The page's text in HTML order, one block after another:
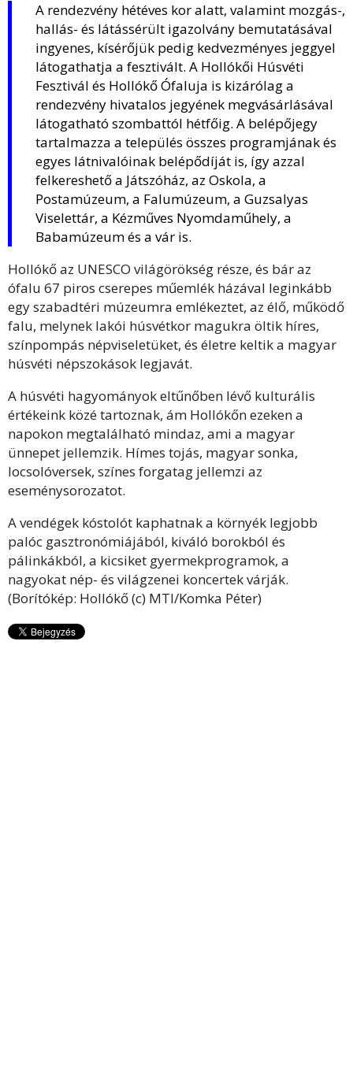
A rendezvény hétéves kor alatt, valamint mozgás-,
hallás- és látássérült igazolvány bemutatásával
ingyenes, kísérőjük pedig kedvezményes jeggyel
látogathatja a fesztivált. A Hollókői Húsvéti
Fesztivál és Hollókő Ófaluja is kizárólag a
rendezvény hivatalos jegyének megvásárlásával
látogatható szombattól hétfőig. A belépőjegy
tartalmazza a település összes programjának és
egyes látnivalóinak belépődíját is, így azzal
felkereshető a Játszóház, az Oskola, a
Postamúzeum, a Falumúzeum, a Guzsalyas
Viselettár, a Kézműves Nyomdaműhely, a
Babamúzeum és a vár is.
Hollókő az UNESCO világörökség része, és bár az
ófalu 67 piros cserepes műemlék házával leginkább
egy szabadtéri múzeumra emlékeztet, az élő, működő
falu, melynek lakói húsvétkor magukra öltik híres,
színpompás népviseletüket, és életre keltik a magyar
húsvéti népszokások legjavát.
A húsvéti hagyományok eltűnőben lévő kulturális
értékeink közé tartoznak, ám Hollókőn ezeken a
napokon megtalálható mindaz, ami a magyar
ünnepet jellemzik. Hímes tojás, magyar sonka,
locsolóversek, színes forgatag jellemzi az
eseménysorozatot.
A vendégek kóstolót kaphatnak a környék legjobb
palóc gasztronómiájából, kiváló borokból és
pálinkákból, a kicsiket gyermekprogramok, a
nagyokat nép- és világzenei koncertek várják.
(Borítókép: Hollókő (c) MTI/Komka Péter)